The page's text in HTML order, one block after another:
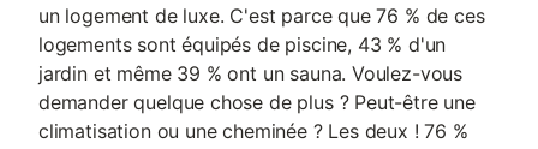
un logement de luxe. C'est parce que 76 % de ces
logements sont équipés de piscine, 43 % d'un
jardin et même 39 % ont un sauna. Voulez-vous
demander quelque chose de plus ? Peut-être une
climatisation ou une cheminée ? Les deux ! 76 %